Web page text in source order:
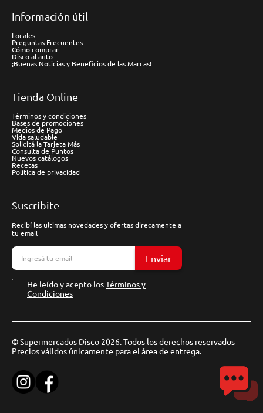
Información útil
Locales
Preguntas Frecuentes
Cómo comprar
Disco al auto
¡Buenas Noticias y Beneficios de las Marcas!
Tienda Online
Términos y condiciones
Bases de promociones
Medios de Pago
Vida saludable
Solicitá la Tarjeta Más
Consulta de Puntos
Nuevos catálogos
Recetas
Política de privacidad
Suscríbite
Recibí las ultimas novedades y ofertas direcamente a
tu email
Enviar
He leído y acepto losTérminos y
Condiciones
© Supermercados Disco 2026. Todos los derechos reservados
Precios válidos únicamente para el área de entrega.